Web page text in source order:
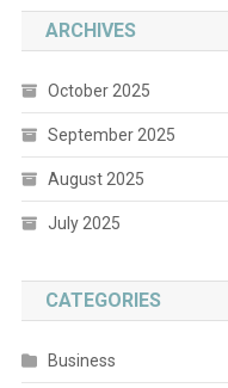
ARCHIVES
October 2025
September 2025
August 2025
July 2025
CATEGORIES
Business